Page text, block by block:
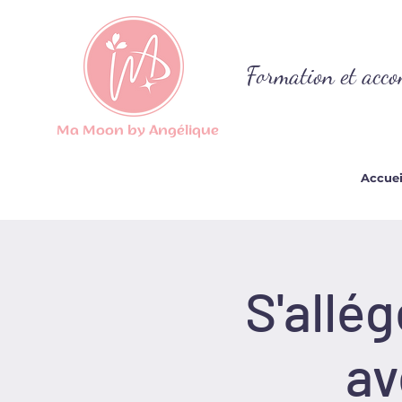
Formation et
Ma Moon by Angélique